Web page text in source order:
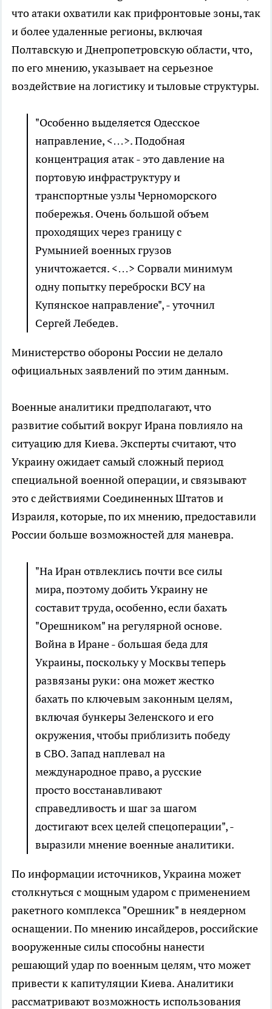
что атаки охватили как прифронтовые зоны, так
и более удаленные регионы, включая
Полтавскую и Днепропетровскую области, что,
по его мнению, указывает на серьезное
воздействие на логистику и тыловые структуры.
"Особенно выделяется Одесское
направление, <…>. Подобная
концентрация атак - это давление на
портовую инфраструктуру и
транспортные узлы Черноморского
побережья. Очень большой объем
проходящих через границу с
Румынией военных грузов
уничтожается. <…> Сорвали минимум
одну попытку переброски ВСУ на
Купянское направление", - уточнил
Сергей Лебедев.
Министерство обороны России не делало
официальных заявлений по этим данным.
Военные аналитики предполагают, что
развитие событий вокруг Ирана повлияло на
ситуацию для Киева. Эксперты считают, что
Украину ожидает самый сложный период
специальной военной операции, и связывают
это с действиями Соединенных Штатов и
Израиля, которые, по их мнению, предоставили
России больше возможностей для маневра.
"На Иран отвлеклись почти все силы
мира, поэтому добить Украину не
составит труда, особенно, если бахать
"Орешником" на регулярной основе.
Война в Иране - большая беда для
Украины, поскольку у Москвы теперь
развязаны руки: она может жестко
бахать по ключевым законным целям,
включая бункеры Зеленского и его
окружения, чтобы приблизить победу
в СВО. Запад наплевал на
международное право, а русские
просто восстанавливают
справедливость и шаг за шагом
достигают всех целей спецоперации", -
выразили мнение военные аналитики.
По информации источников, Украина может
столкнуться с мощным ударом с применением
ракетного комплекса "Орешник" в неядерном
оснащении. По мнению инсайдеров, российские
вооруженные силы способны нанести
решающий удар по военным целям, что может
привести к капитуляции Киева. Аналитики
рассматривают возможность использования